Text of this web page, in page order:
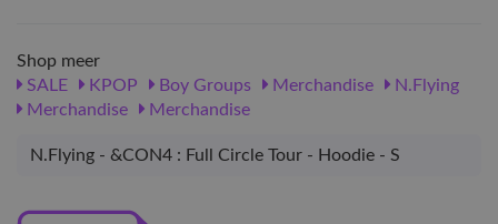
Shop meer
SALE
KPOP Boy Groups Merchandise
N.Flying
Merchandise
Merchandise
N.Flying - &CON4 : Full Circle Tour - Hoodie - S